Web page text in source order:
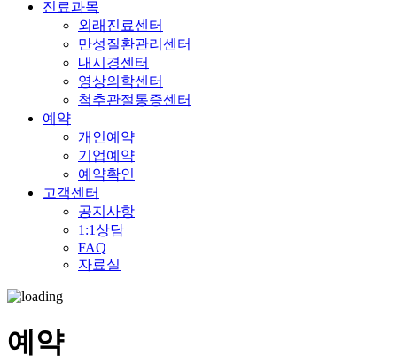
진료과목
외래진료센터
만성질환관리센터
내시경센터
영상의학센터
척추관절통증센터
예약
개인예약
기업예약
예약확인
고객센터
공지사항
1:1상담
FAQ
자료실
예약